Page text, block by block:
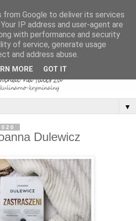
▼
Dulewicz
from Google to deliver its services
IP address and user-agent are
with performance and security
of service, generate usage
and address abuse.
MORE GOT IT